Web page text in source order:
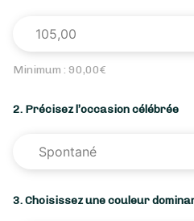
Minimum : 90,00€
2. Précisez l’occasion célébrée
3. Choisissez une couleur